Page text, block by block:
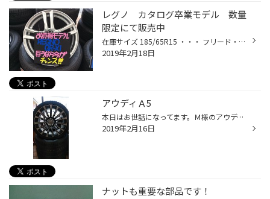
レグノ カタログ卒業モデル 数量
限定にて販売中
在庫サイズ 185/65R15 ・・・ フリード・ノート・ウィングロードなど 195/65R15 ・・・ プリウス・ノア・VOXY・ウィッシュなど 215/60R16 ・・・ 215/60R16 マークＸ・ティアナ・クラウンなど 215/55R17 ・・・カムリ・クラウン・エスティマなど 215/45R17 ・・・プリウス・レガシィ・カルディナ・B...
2019年2月18日
アウディＡ5
本日はお世話になってます。Ｍ様のアウディＡ5にボルベットＢＬＸ をご購入いただきました！！ アライメントもバッチリ！！逆反りのディスクがインパクトがあってかっこいいですよね！！ ご購入ありがとうございました スペック 255/35Ｒ19 ボルベットＢＬＸ 19ｘ85 5/112 +30
2019年2月16日
ナットも重要な部品です！